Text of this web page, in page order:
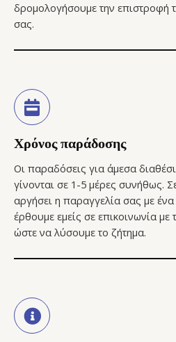
δρομολογήσουμε την επιστροφή
σας.
Χρόνος παράδοσης
Οι παραδόσεις για άμεσα
γίνονται σε 1-5 μέρες συνήθως.
αργήσει η παραγγελία σας με
έρθουμε εμείς σε επικοινωνία με
ώστε να λύσουμε το ζήτημα.